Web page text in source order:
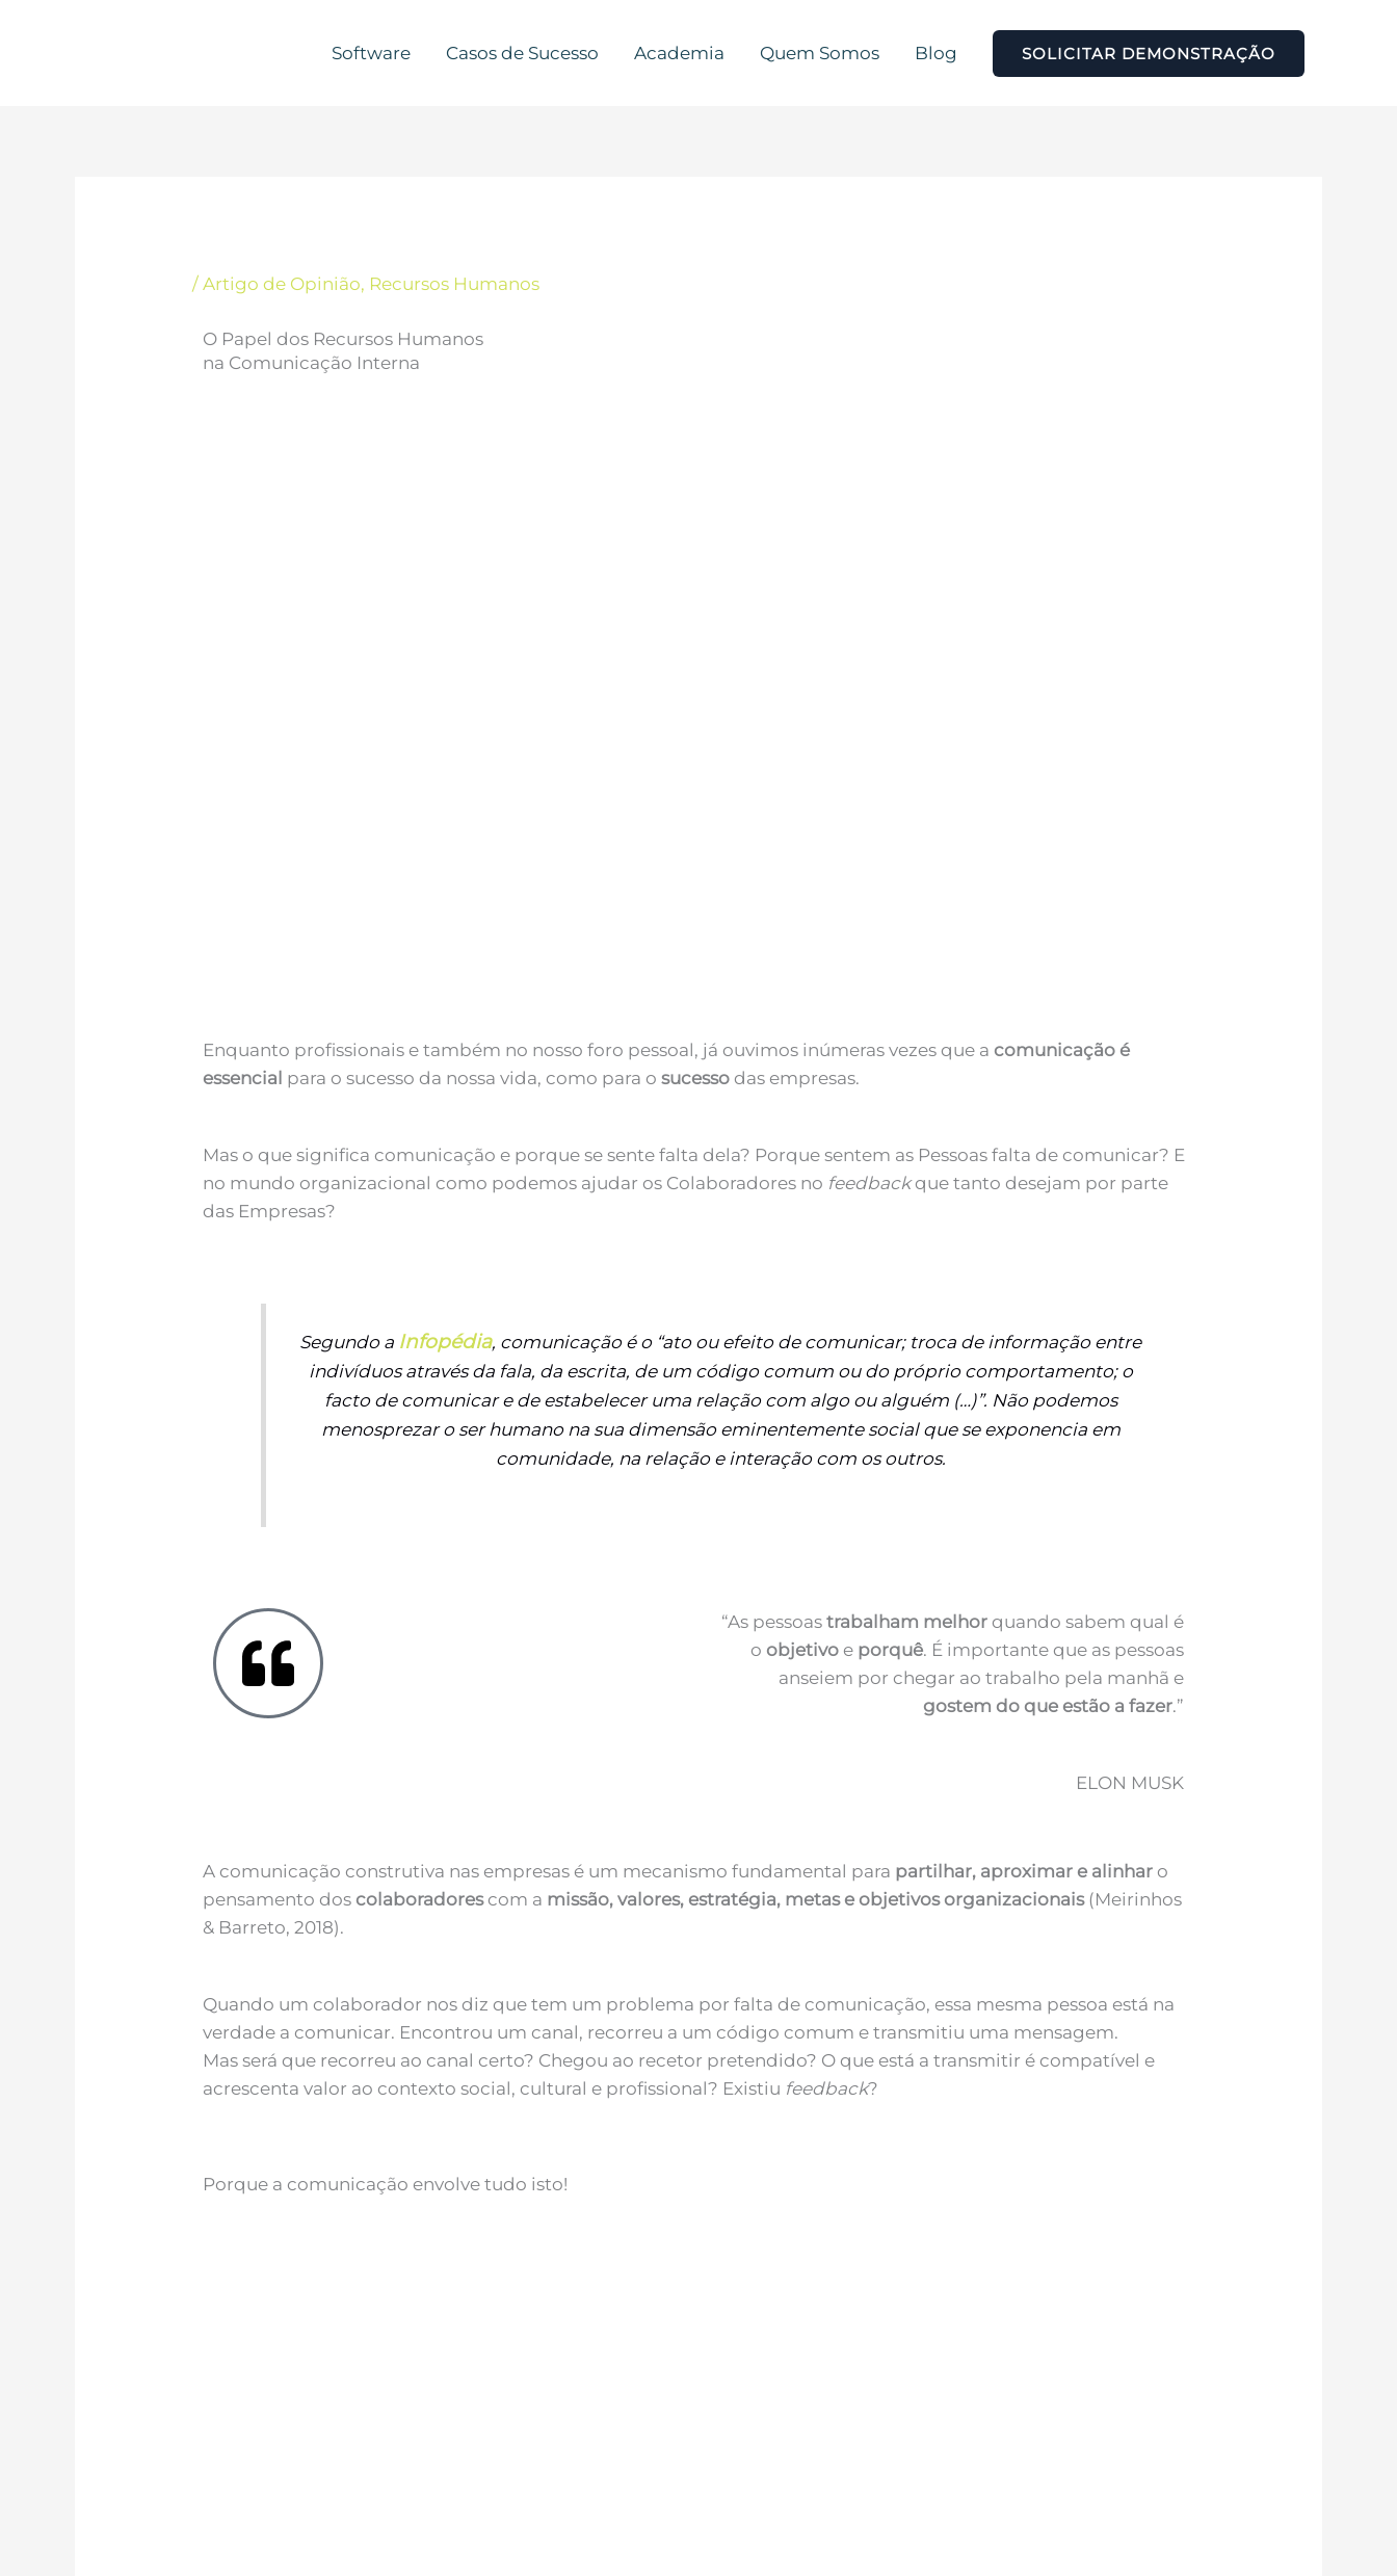
Software Casos de Sucesso Academia Quem Somos Blog SOLICITAR DEMONSTRAÇÃO
/Artigo de Opinião, Recursos Humanos
O Papel dos Recursos Humanos
na Comunicação Interna
Enquanto profissionais e também no nosso foro pessoal, já ouvimos inúmeras vezes que a comunicação é
essencial para o sucesso da nossa vida, como para osucesso das empresas.
Mas o que significa comunicação e porque se sente falta dela? Porque sentem as Pessoas falta de comunicar? E
no mundo organizacional como podemos ajudar os Colaboradores no feedbackque tanto desejam por parte
das Empresas?
Segundo a Infopédia, comunicação é o “ato ou efeito de comunicar; troca de informação entre
indivíduos através da fala, da escrita, de um código comum ou do próprio comportamento; o
facto de comunicar e de estabelecer uma relação com algo ou alguém (…)”. Não podemos
menosprezar o ser humano na sua dimensão eminentemente social que se exponencia em
comunidade, na relação e interação com os outros.
“As pessoas trabalham melhorquando sabem qual é
o objetivo e porquê. É importante que as pessoas
anseiem por chegar ao trabalho pela manhã e
gostem do que estão a fazer.”
ELON MUSK
A comunicação construtiva nas empresas é um mecanismo fundamental para partilhar, aproximar e alinhar o
pensamento dos colaboradorescom a missão, valores, estratégia, metas e objetivos organizacionais(Meirinhos
& Barreto, 2018).
Quando um colaborador nos diz que tem um problema por falta de comunicação, essa mesma pessoa está na
verdade a comunicar. Encontrou um canal, recorreu a um código comum e transmitiu uma mensagem.
Mas será que recorreu ao canal certo? Chegou ao recetor pretendido? O que está a transmitir é compatível e
acrescenta valor ao contexto social, cultural e profissional? Existiu feedback?
Porque a comunicação envolve tudo isto!